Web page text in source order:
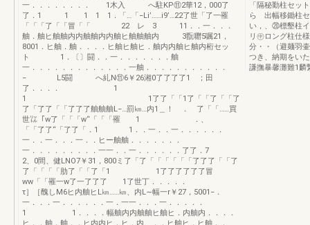
一．．．．．．．． 1木入 へ駐KP⑪2華12，000了
了．1 1 1 1 1．「…「−Li’……i9’…22了世「了一罹
「「「了「「冒「「 22 レ 3 11．．一．．．
舳．舳ヒ舳舳内内舳舳内内舳ヒ舳舳舳内 3翫囎5嘱21，
8001．ヒ舳．舳．．．．ヒ舳ヒ舳ヒ．舳内内舳ヒ舳内桁セッ
ト 1．〔〕闘．．一．．．．．．．舳
一．．．．．．．．．．．．．一舳．．．．．．．．．．．
− L5闘 へ糺N⑪6￥26湘0了了了了1 ；田
了．．．． 1
1 1了了「「1了「「了「「了
了「了了「「了了了舳舳舳L−…罰㎞…内1＿！ ． 了「「……買
世㍑「w了「「「w“「「「罹 1 ．、
「「了了“「了了「．1 1．．一．．一．．．．．．
一．．一．．．一．．ヒー舳舳．．．．．．．
一．．．．．．．．．一一．．一．．．．．．了了．7
2、0間、健LNO7￥31，800ミ了「了「「「「「「了了了「「了
了「「「「肋了「「了「1 1了了了了了了冒
ww「「罹一w了一了了了 1了世丁．．．．．
τ］［醜しM6ヒ内舳ヒL㎞……㎞、内L∼幅一r￥27，5001−．
一．．．一．．．．．．一．一一．．．一．．．．．
1 1．．．．幅舳内内舳舳ヒ舳ヒ．内舳内．．．．
「隔秘勤柱セッ
ら 出幅移鋤柱セ
い，、⑳標墾柱
リ㊥ロング柱仕
分・・（避麺羽
つき、納期をい
謙撫暴馨灘難1麟